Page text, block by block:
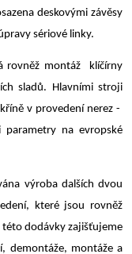
deskovými závěsy
sériové linky.
rovněž montáž klíčírny
sladů. Hlavními stroji
v provedení nerez -
parametry na evropské
výroba dalších dvou
které jsou rovněž
dodávky zajišťujeme
demontáže, montáže a